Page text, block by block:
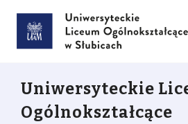
treści
Uniwersyteckie
Ogólnokształcące